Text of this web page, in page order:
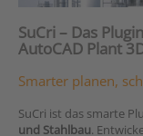
SuCri – Das
AutoCAD Plant
Smarter planen,
SuCri ist das smarte
und Stahlbau.